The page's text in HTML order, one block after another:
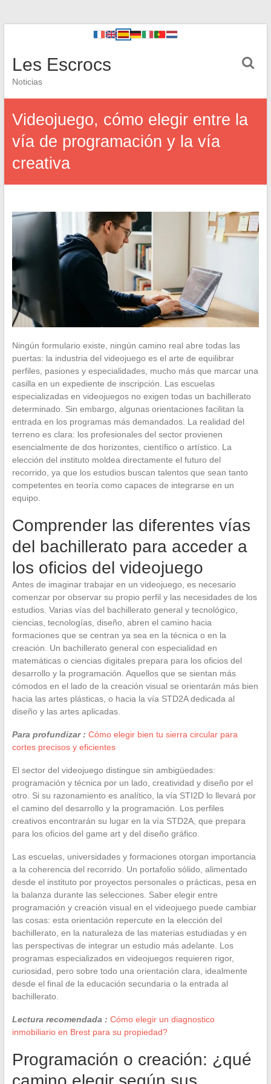
Les Escrocs
Noticias
Videojuego, cómo elegir entre la
vía de programación y la vía
creativa
Ningún formulario existe, ningún camino real abre todas las
puertas: la industria del videojuego es el arte de equilibrar
perfiles, pasiones y especialidades, mucho más que marcar una
casilla en un expediente de inscripción. Las escuelas
especializadas en videojuegos no exigen todas un bachillerato
determinado. Sin embargo, algunas orientaciones facilitan la
entrada en los programas más demandados. La realidad del
terreno es clara: los profesionales del sector provienen
esencialmente de dos horizontes, científico o artístico. La
elección del instituto moldea directamente el futuro del
recorrido, ya que los estudios buscan talentos que sean tanto
competentes en teoría como capaces de integrarse en un
equipo.
Comprender las diferentes vías
del bachillerato para acceder a
los oficios del videojuego
Antes de imaginar trabajar en un videojuego, es necesario
comenzar por observar su propio perfil y las necesidades de los
estudios. Varias vías del bachillerato general y tecnológico,
ciencias, tecnologías, diseño, abren el camino hacia
formaciones que se centran ya sea en la técnica o en la
creación. Un bachillerato general con especialidad en
matemáticas o ciencias digitales prepara para los oficios del
desarrollo y la programación. Aquellos que se sientan más
cómodos en el lado de la creación visual se orientarán más bien
hacia las artes plásticas, o hacia la vía STD2A dedicada al
diseño y las artes aplicadas.
Para profundizar : Cómo elegir bien tu sierra circular para
cortes precisos y eficientes
El sector del videojuego distingue sin ambigüedades:
programación y técnica por un lado, creatividad y diseño por el
otro. Si su razonamiento es analítico, la vía STI2D lo llevará por
el camino del desarrollo y la programación. Los perfiles
creativos encontrarán su lugar en la vía STD2A, que prepara
para los oficios del game art y del diseño gráfico.
Las escuelas, universidades y formaciones otorgan importancia
a la coherencia del recorrido. Un portafolio sólido, alimentado
desde el instituto por proyectos personales o prácticas, pesa en
la balanza durante las selecciones. Saber elegir entre
programación y creación visual en el videojuego puede cambiar
las cosas: esta orientación repercute en la elección del
bachillerato, en la naturaleza de las materias estudiadas y en
las perspectivas de integrar un estudio más adelante. Los
programas especializados en videojuegos requieren rigor,
curiosidad, pero sobre todo una orientación clara, idealmente
desde el final de la educación secundaria o la entrada al
bachillerato.
Lectura recomendada : Cómo elegir un diagnostico
inmobiliario en Brest para su propiedad?
Programación o creación: ¿qué